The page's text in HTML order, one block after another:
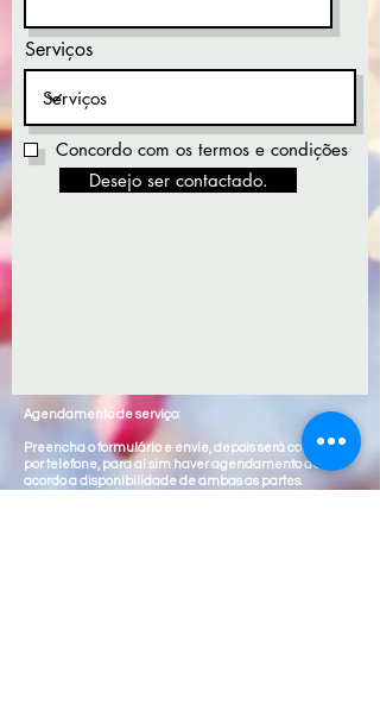
Serviços
Concordo com os termos e condições
Desejo ser contactado.
Agendamento de serviço:
Preencha o formulário e envie, depois será contactado
por telefone, para aí sim haver agendamento de
acordo a disponibilidade de ambas as partes.